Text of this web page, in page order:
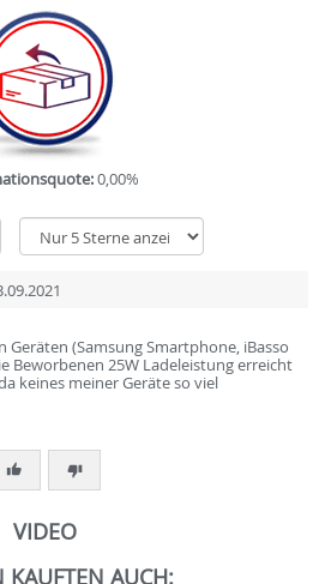
0,00%
Geräten (Samsung Smartphone, iBasso
Beworbenen 25W Ladeleistung erreicht
keines meiner Geräte so viel
VIDEO
KAUFTEN AUCH: